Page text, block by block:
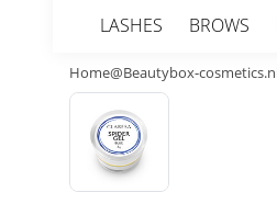
LASHES BROWS
Home@Beautybox-